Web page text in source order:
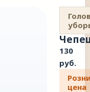
130
руб.
цена